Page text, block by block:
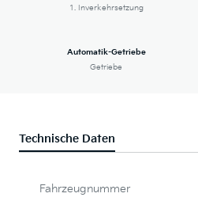
1. Inverkehrsetzung
Automatik-Getriebe
Getriebe
Technische Daten
Fahrzeugnummer